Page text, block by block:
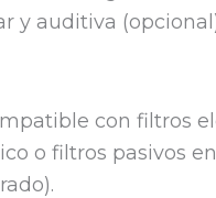
y auditiva
con filtros
o filtros pasivos